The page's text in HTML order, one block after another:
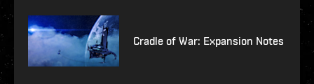
Cradle of War: Expansion Notes